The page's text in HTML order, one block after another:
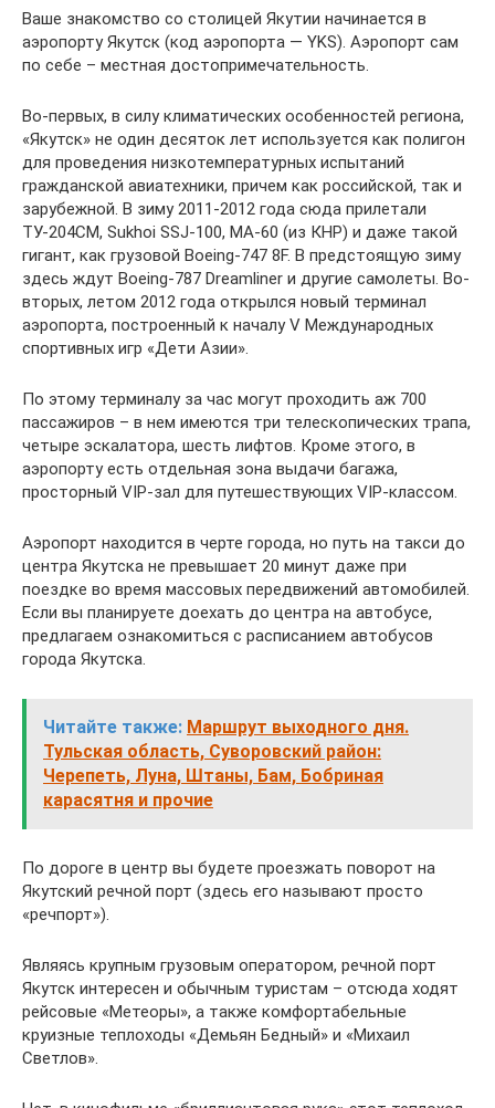
Ваше знакомство со столицей Якутии начинается в
аэропорту Якутск (код аэропорта — YKS). Аэропорт сам
по себе – местная достопримечательность.
Во-первых, в силу климатических особенностей региона,
«Якутск» не один десяток лет используется как полигон
для проведения низкотемпературных испытаний
гражданской авиатехники, причем как российской, так и
зарубежной. В зиму 2011-2012 года сюда прилетали
ТУ-204CM, Sukhoi SSJ-100, МА-60 (из КНР) и даже такой
гигант, как грузовой Boeing-747 8F. В предстоящую зиму
здесь ждут Boeing-787 Dreamliner и другие самолеты. Во-
вторых, летом 2012 года открылся новый терминал
аэропорта, построенный к началу V Международных
спортивных игр «Дети Азии».
По этому терминалу за час могут проходить аж 700
пассажиров – в нем имеются три телескопических трапа,
четыре эскалатора, шесть лифтов. Кроме этого, в
аэропорту есть отдельная зона выдачи багажа,
просторный VIP-зал для путешествующих VIP-классом.
Аэропорт находится в черте города, но путь на такси до
центра Якутска не превышает 20 минут даже при
поездке во время массовых передвижений автомобилей.
Если вы планируете доехать до центра на автобусе,
предлагаем ознакомиться с расписанием автобусов
города Якутска.
Читайте также: Маршрут выходного дня.
Тульская область, Суворовский район:
Черепеть, Луна, Штаны, Бам, Бобриная
карасятня и прочие
По дороге в центр вы будете проезжать поворот на
Якутский речной порт (здесь его называют просто
«речпорт»).
Являясь крупным грузовым оператором, речной порт
Якутск интересен и обычным туристам – отсюда ходят
рейсовые «Метеоры», а также комфортабельные
круизные теплоходы «Демьян Бедный» и «Михаил
Светлов».